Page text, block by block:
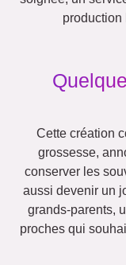
Beaucoup !